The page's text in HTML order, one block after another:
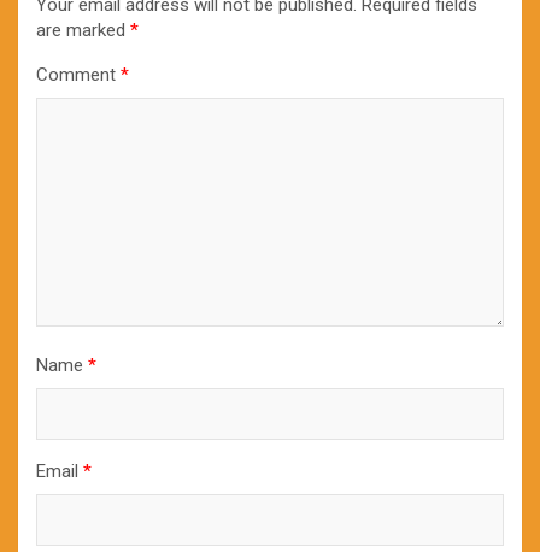
are marked *
Comment *
Name *
Email *